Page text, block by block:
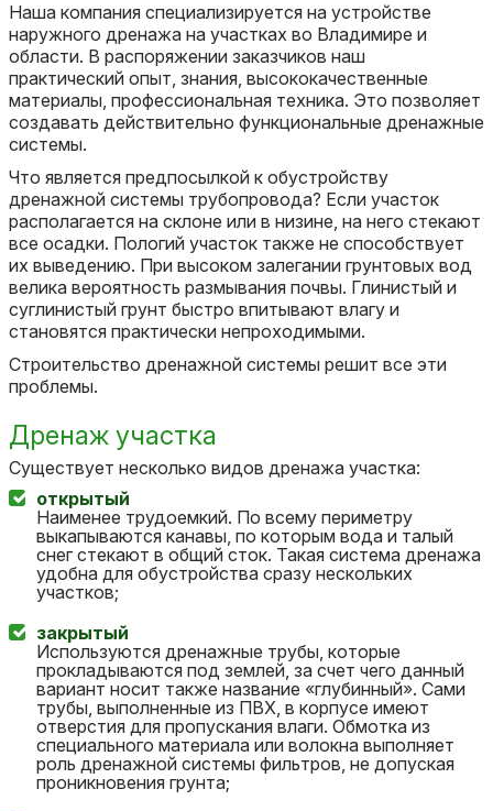
Наша компания специализируется на устройстве
наружного дренажа на участках во Владимире и
области. В распоряжении заказчиков наш
практический опыт, знания, высококачественные
материалы, профессиональная техника. Это позволяет
создавать действительно функциональные дренажные
системы.
Что является предпосылкой к обустройству
дренажной системы трубопровода? Если участок
располагается на склоне или в низине, на него стекают
все осадки. Пологий участок также не способствует
их выведению. При высоком залегании грунтовых вод
велика вероятность размывания почвы. Глинистый и
суглинистый грунт быстро впитывают влагу и
становятся практически непроходимыми.
Строительство дренажной системы решит все эти
проблемы.
Дренаж участка
Существует несколько видов дренажа участка:
открытый
Наименее трудоемкий. По всему периметру
выкапываются канавы, по которым вода и талый
снег стекают в общий сток. Такая система дренажа
удобна для обустройства сразу нескольких
участков;
закрытый
Используются дренажные трубы, которые
прокладываются под землей, за счет чего данный
вариант носит также название «глубинный». Сами
трубы, выполненные из ПВХ, в корпусе имеют
отверстия для пропускания влаги. Обмотка из
специального материала или волокна выполняет
роль дренажной системы фильтров, не допуская
проникновения грунта;